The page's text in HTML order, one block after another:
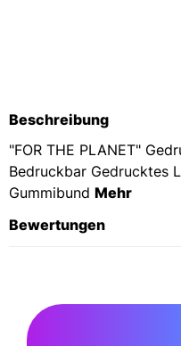
Beschreibung
"FOR THE PLANET"
Bedruckbar Gedrucktes
Gummibund Mehr
Bewertungen